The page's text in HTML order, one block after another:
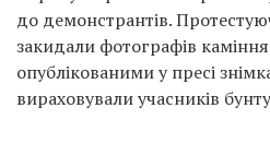
до демонстрантів.
закидали фотографів
опублікованими у пресі
вираховували учасників